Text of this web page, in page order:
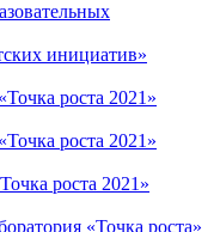
инициатив»
роста 2021»
роста 2021»
роста 2021»
«Точка роста»